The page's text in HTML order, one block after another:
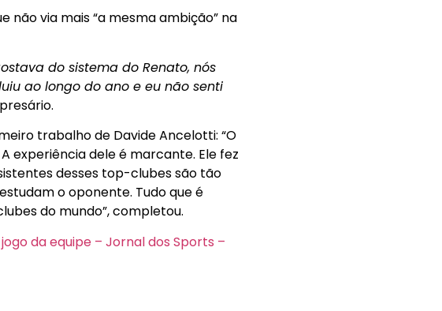
não via mais “a mesma ambição” na
do sistema do Renato, nós
ao longo do ano e eu não senti
trabalho de Davide Ancelotti: “O
experiência dele é marcante. Ele fez
desses top-clubes são tão
o oponente. Tudo que é
do mundo”, completou.
da equipe – Jornal dos Sports –